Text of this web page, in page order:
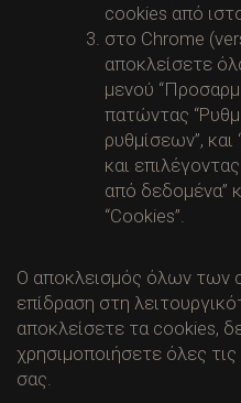
cookies από
στο Chrome
αποκλείσετε
μενού
πατώντας
ρυθμίσεων”, και
και
από δεδομένα”
“Cookies”.
Ο αποκλεισμός όλων των
επίδραση στη
αποκλείσετε τα cookies,
χρησιμοποιήσετε όλες
σας.